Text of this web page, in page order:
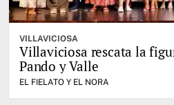
VILLAVICIOSA
Villaviciosa rescata la
Pando y Valle
EL FIELATO Y EL NORA